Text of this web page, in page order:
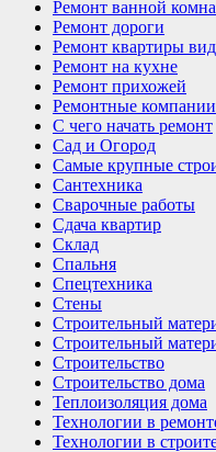
Ремонт ванной
Ремонт дороги
Ремонт квартиры
Ремонт на кухне
Ремонт прихожей
Ремонтные компании
С чего начать ремонт
Сад и Огород
Самые крупные
Сантехника
Сварочные работы
Сдача квартир
Склад
Спальня
Спецтехника
Стены
Строительный
Строительный
Строительство
Строительство дома
Теплоизоляция дома
Технологии в
Технологии в